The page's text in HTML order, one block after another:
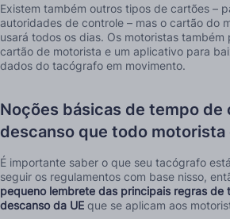
Existem também outros tipos de cartões –
autoridades de controle – mas o cartão do
usará todos os dias. Os motoristas
cartão de motorista e um aplicativo para
dados do tacógrafo em movimento.
Noções básicas de tempo de
descanso que todo
É importante saber o que seu tacógrafo
seguir os regulamentos com base nisso,
pequeno lembrete das principais regras de
descanso da UE que se aplicam aos